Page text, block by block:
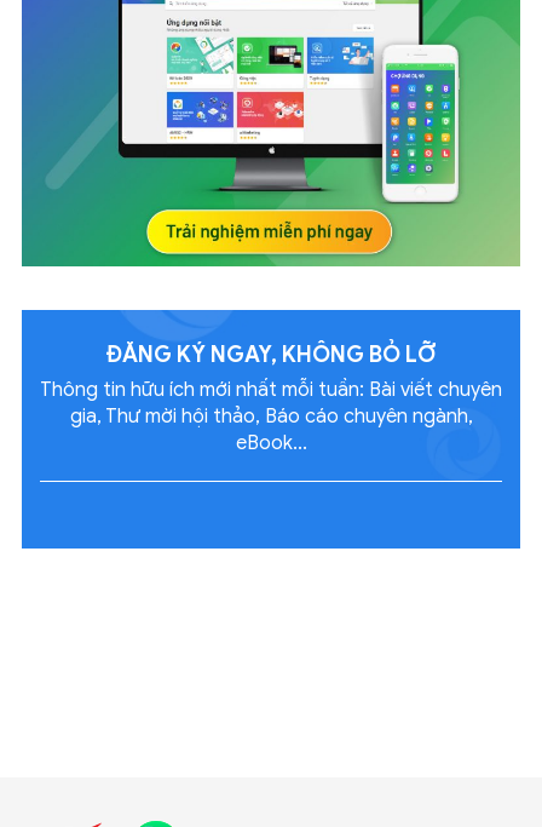
ĐĂNG KÝ NGAY, KHÔNG BỎ LỠ
Thông tin hữu ích mới nhất mỗi tuần: Bài viết chuyên
gia, Thư mời hội thảo, Báo cáo chuyên ngành,
eBook...